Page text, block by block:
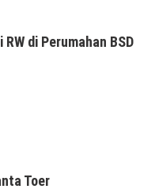
RW di Perumahan BSD
Toer